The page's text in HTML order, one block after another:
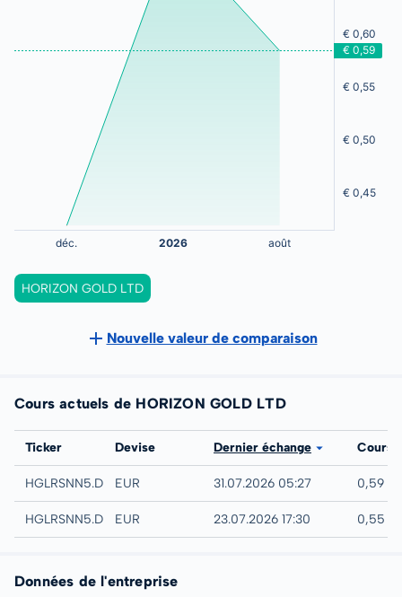
HORIZON GOLD LTD
Nouvelle valeur de comparaison
Cours actuels de HORIZON GOLD LTD
Bourse
Ticker Devise Dernier échange Cours
Quotrix
HGLRSNN5.DUSDEUR 31.07.2026 05:27 0,59
Düsseldorf
HGLRSNN5.DUSBEUR 23.07.2026 17:30 0,55
Données de l'entreprise